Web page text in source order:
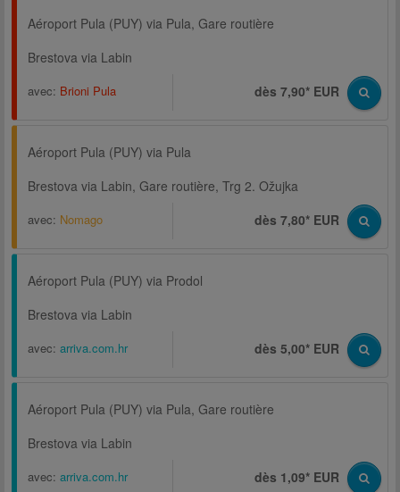
Aéroport Pula (PUY) via Pula, Gare routière
Brestova via Labin
avec: Brioni Pula dès 7,90* EUR
Aéroport Pula (PUY) via Pula
Brestova via Labin, Gare routière, Trg 2. Ožujka
avec: Nomago dès 7,80* EUR
Aéroport Pula (PUY) via Prodol
Brestova via Labin
avec: arriva.com.hr dès 5,00* EUR
Aéroport Pula (PUY) via Pula, Gare routière
Brestova via Labin
avec: arriva.com.hr dès 1,09* EUR